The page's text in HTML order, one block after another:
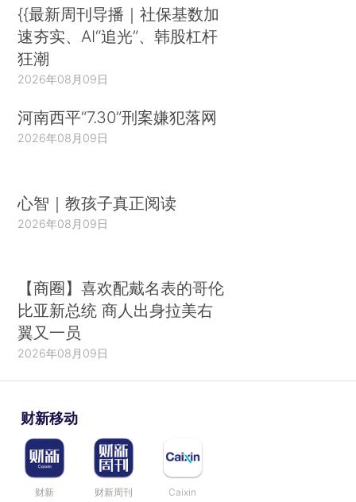
{{最新周刊导播｜社保基数加
速夯实、AI“追光”、韩股杠杆
狂潮
2026年08月09日
河南西平“7.30”刑案嫌犯落网
2026年08月09日
心智｜教孩子真正阅读
2026年08月09日
【商圈】喜欢配戴名表的哥伦
比亚新总统 商人出身拉美右
翼又一员
2026年08月09日
财新移动
财新 财新周刊 Caixin